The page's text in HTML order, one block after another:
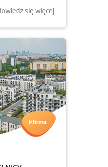
się więcej